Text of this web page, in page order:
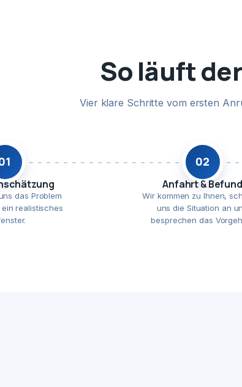
So läuft
Vier klare Schritte vom ersten
das Problem
realistisches
02
Anfahrt & Befund
Wir kommen zu Ihnen,
uns die Situation an
besprechen das